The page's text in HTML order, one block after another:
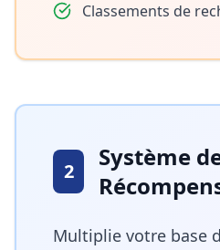
Classements de
2
Système
Multiplie votre base